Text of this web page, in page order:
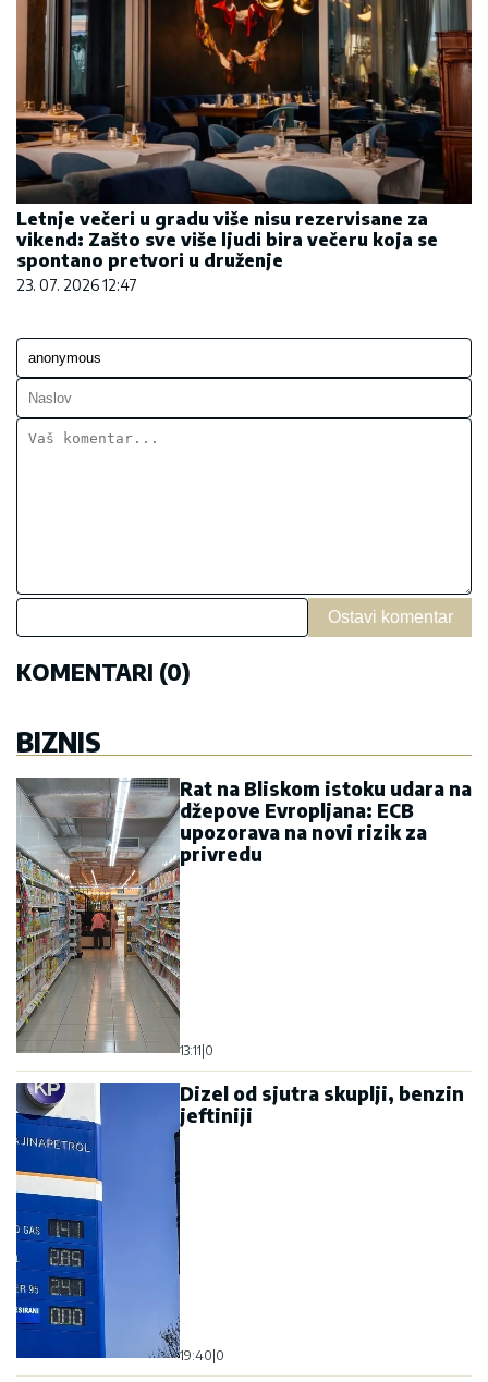
Letnje večeri u gradu više nisu rezervisane za
vikend: Zašto sve više ljudi bira večeru koja se
spontano pretvori u druženje
23. 07. 2026 12:47
Ostavi komentar
KOMENTARI (0)
BIZNIS
Rat na Bliskom istoku udara na
džepove Evropljana: ECB
upozorava na novi rizik za
privredu
13:11 0
Dizel od sjutra skuplji, benzin
jeftiniji
19:40 0